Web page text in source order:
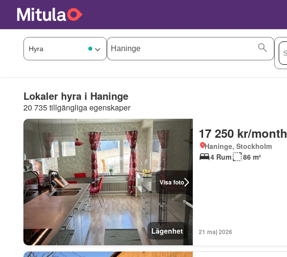
Lokaler hyra i Haninge
20 735 tillgängliga egenskaper
Visa foto
Lägenhet
17 250 kr/month
Haninge, Stockholm
4 Rum
86 m²
21 maj 2026